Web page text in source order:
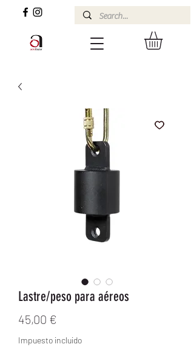
Lastre/peso para aéreos
45,00 €
Impuesto incluido